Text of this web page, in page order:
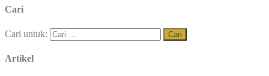
Cari
Cari untuk:
Artikel